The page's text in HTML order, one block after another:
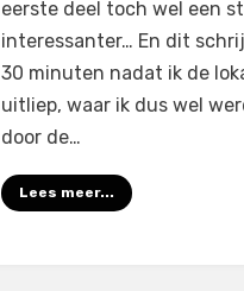
eerste deel toch wel een
interessanter… En dit
30 minuten nadat ik de
uitliep, waar ik dus wel
door de…
Lees meer...